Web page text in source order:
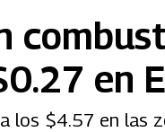
en
los $4.57 en las